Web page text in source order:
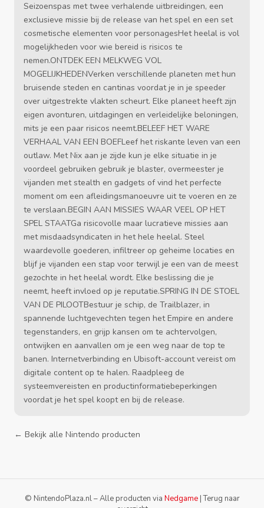
Seizoenspas met twee verhalende uitbreidingen, een
exclusieve missie bij de release van het spel en een set
cosmetische elementen voor personagesHet heelal is vol
mogelijkheden voor wie bereid is risicos te
nemen.ONTDEK EEN MELKWEG VOL
MOGELIJKHEDENVerken verschillende planeten met hun
bruisende steden en cantinas voordat je in je speeder
over uitgestrekte vlakten scheurt. Elke planeet heeft zijn
eigen avonturen, uitdagingen en verleidelijke beloningen,
mits je een paar risicos neemt.BELEEF HET WARE
VERHAAL VAN EEN BOEFLeef het riskante leven van een
outlaw. Met Nix aan je zijde kun je elke situatie in je
voordeel gebruiken gebruik je blaster, overmeester je
vijanden met stealth en gadgets of vind het perfecte
moment om een afleidingsmanoeuvre uit te voeren en ze
te verslaan.BEGIN AAN MISSIES WAAR VEEL OP HET
SPEL STAATGa risicovolle maar lucratieve missies aan
met misdaadsyndicaten in het hele heelal. Steel
waardevolle goederen, infiltreer op geheime locaties en
blijf je vijanden een stap voor terwijl je een van de meest
gezochte in het heelal wordt. Elke beslissing die je
neemt, heeft invloed op je reputatie.SPRING IN DE STOEL
VAN DE PILOOTBestuur je schip, de Trailblazer, in
spannende luchtgevechten tegen het Empire en andere
tegenstanders, en grijp kansen om te achtervolgen,
ontwijken en aanvallen om je een weg naar de top te
banen. Internetverbinding en Ubisoft-account vereist om
digitale content op te halen. Raadpleeg de
systeemvereisten en productinformatiebeperkingen
voordat je het spel koopt en bij de release.
← Bekijk alle Nintendo producten
© NintendoPlaza.nl – Alle producten via Nedgame|Terug naar